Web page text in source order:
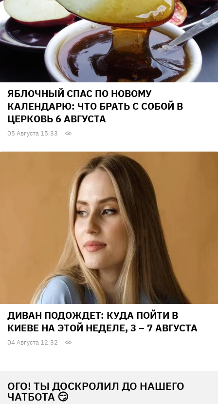
ЯБЛОЧНЫЙ СПАС ПО НОВОМУ
КАЛЕНДАРЮ: ЧТО БРАТЬ С СОБОЙ В
ЦЕРКОВЬ 6 АВГУСТА
05 Августа 15:33
ДИВАН ПОДОЖДЕТ: КУДА ПОЙТИ В
КИЕВЕ НА ЭТОЙ НЕДЕЛЕ, 3 – 7 АВГУСТА
04 Августа 12:32
ОГО! ТЫ ДОСКРОЛИЛ ДО НАШЕГО
ЧАТБОТА 😏